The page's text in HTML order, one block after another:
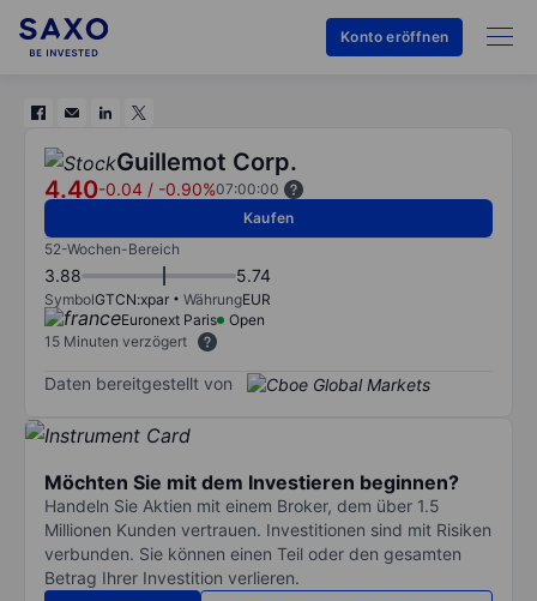
Konto eröffnen
Guillemot Corp.
4.40-0.04 / -0.90%07:00:00
Kaufen
52-Wochen-Bereich
3.88 5.74
SymbolGTCN:xpar WährungEUR
Euronext Paris
Open
15 Minuten verzögert
Daten bereitgestellt von
Möchten Sie mit dem Investieren beginnen?
Handeln Sie Aktien mit einem Broker, dem über 1.5
Millionen Kunden vertrauen. Investitionen sind mit Risiken
verbunden. Sie können einen Teil oder den gesamten
Betrag Ihrer Investition verlieren.